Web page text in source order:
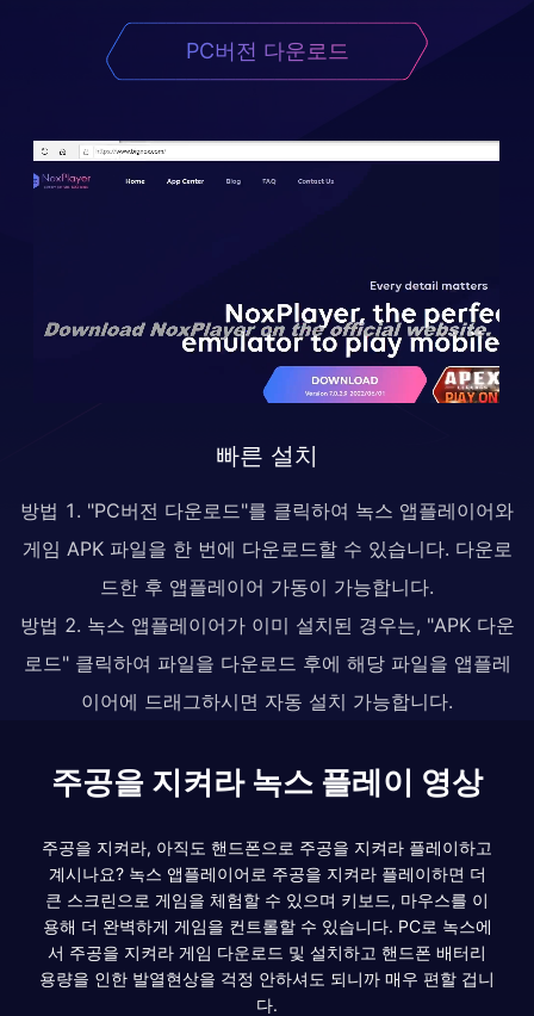
PC버전 다운로드
빠른 설치
방법 1. "PC버전 다운로드"를 클릭하여 녹스 앱플레이어와
게임 APK 파일을 한 번에 다운로드할 수 있습니다. 다운로
드한 후 앱플레이어 가동이 가능합니다.
방법 2. 녹스 앱플레이어가 이미 설치된 경우는, "APK 다운
로드" 클릭하여 파일을 다운로드 후에 해당 파일을 앱플레
이어에 드래그하시면 자동 설치 가능합니다.
주공을 지켜라 녹스 플레이 영상
주공을 지켜라, 아직도 핸드폰으로 주공을 지켜라 플레이하고
계시나요? 녹스 앱플레이어로 주공을 지켜라 플레이하면 더
큰 스크린으로 게임을 체험할 수 있으며 키보드, 마우스를 이
용해 더 완벽하게 게임을 컨트롤할 수 있습니다. PC로 녹스에
서 주공을 지켜라 게임 다운로드 및 설치하고 핸드폰 배터리
용량을 인한 발열현상을 걱정 안하셔도 되니까 매우 편할 겁니
다.